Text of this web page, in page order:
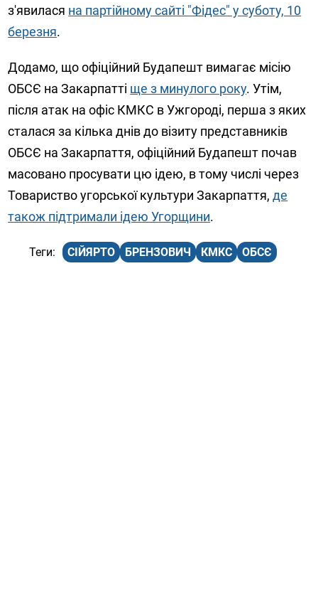
з'явилася на партійному сайті "Фідес" у суботу, 10
березня.
Додамо, що офіційний Будапешт вимагає місію
ОБСЄ на Закарпатті ще з минулого року. Утім,
після атак на офіс КМКС в Ужгороді, перша з яких
сталася за кілька днів до візиту представників
ОБСЄ на Закарпаття, офіційний Будапешт почав
масовано просувати цю ідею, в тому числі через
Товариство угорської культури Закарпаття,де
також підтримали ідею Угорщини.
СІЙЯРТО БРЕНЗОВИЧ КМКС ОБСЄ